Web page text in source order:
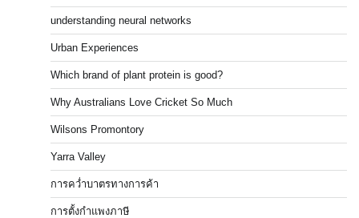
understanding neural networks
Urban Experiences
Which brand of plant protein is good?
Why Australians Love Cricket So Much
Wilsons Promontory
Yarra Valley
การคว่ำบาตรทางการค้า
การตั้งกำแพงภาษี